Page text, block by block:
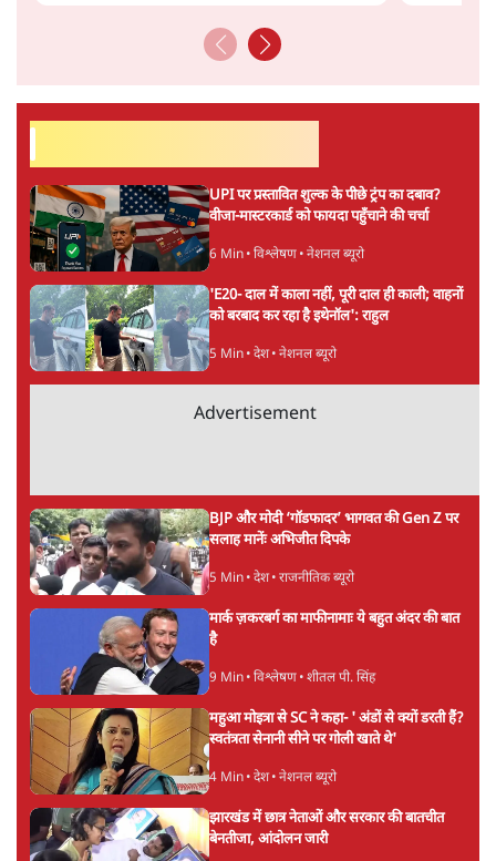
UPI पर प्रस्तावित शुल्क के पीछे ट्रंप का दबाव?
वीजा-मास्टरकार्ड को फायदा पहुँचाने की चर्चा
6 Min• विश्लेषण• नेशनल ब्यूरो
'E20- दाल में काला नहीं, पूरी दाल ही काली; वाहनों
को बरबाद कर रहा है इथेनॉल': राहुल
5 Min• देश• नेशनल ब्यूरो
Advertisement
BJP और मोदी ‘गॉडफादर’ भागवत की Gen Z पर
सलाह मानेंः अभिजीत दिपके
5 Min• देश• राजनीतिक ब्यूरो
मार्क ज़करबर्ग का माफीनामाः ये बहुत अंदर की बात
है
9 Min• विश्लेषण• शीतल पी. सिंह
महुआ मोइत्रा से SC ने कहा- ' अंडों से क्यों डरती हैं?
स्वतंत्रता सेनानी सीने पर गोली खाते थे'
4 Min• देश• नेशनल ब्यूरो
झारखंड में छात्र नेताओं और सरकार की बातचीत
बेनतीजा, आंदोलन जारी